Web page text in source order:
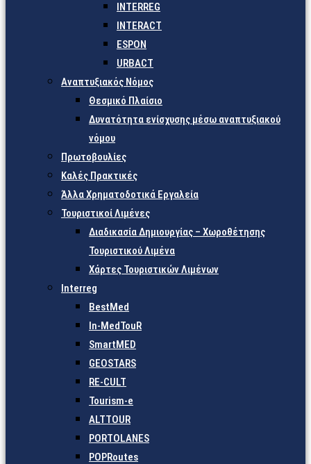
INTERREG
INTERACT
ESPON
URBACT
Αναπτυξιακός Νόμος
Θεσμικό Πλαίσιο
Δυνατότητα ενίσχυσης μέσω αναπτυξιακού
νόμου
Πρωτοβουλίες
Καλές Πρακτικές
Άλλα Χρηματοδοτικά Εργαλεία
Τουριστικοί Λιμένες
Διαδικασία Δημιουργίας – Χωροθέτησης
Τουριστικού Λιμένα
Χάρτες Τουριστικών Λιμένων
Interreg
BestMed
In-MedTouR
SmartMED
GEOSTARS
RE-CULT
Tourism-e
ALTTOUR
PORTOLANES
POPRoutes